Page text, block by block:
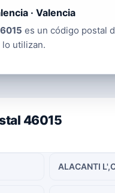
· Valencia
es un código postal
lo utilizan.
46015
ALACANTI